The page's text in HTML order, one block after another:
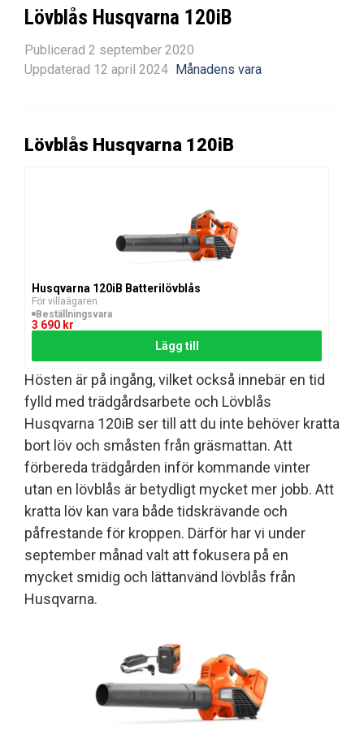
Lövblås Husqvarna 120iB
Publicerad 2 september 2020
Uppdaterad 12 april 2024 Månadens vara
Lövblås Husqvarna 120iB
Husqvarna 120iB Batterilövblås
För villaägaren
Beställningsvara
3 690 kr
Lägg till
Hösten är på ingång, vilket också innebär en tid
fylld med trädgårdsarbete och Lövblås
Husqvarna 120iB ser till att du inte behöver kratta
bort löv och småsten från gräsmattan. Att
förbereda trädgården inför kommande vinter
utan en lövblås är betydligt mycket mer jobb. Att
kratta löv kan vara både tidskrävande och
påfrestande för kroppen. Därför har vi under
september månad valt att fokusera på en
mycket smidig och lättanvänd lövblås från
Husqvarna.